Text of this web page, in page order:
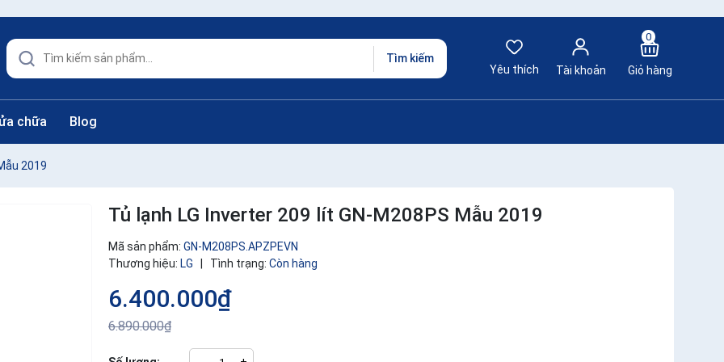
Tìm kiếm
Yêu thích
Tài khoản
0
Giỏ hàng
chữa Blog
2019
Tủ lạnh LG Inverter 209 lít GN-M208PS Mẫu 2019
Mã sản phẩm: GN-M208PS.APZPEVN
Thương hiệu: LG Tình trạng: Còn hàng
6.400.000₫
6.890.000₫